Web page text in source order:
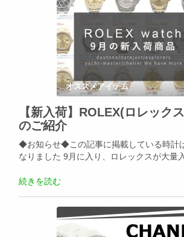
オススメアイテム
【新入荷】ROLEX(ロレック
のご紹介
◆お知らせ◆この記事に掲載している時計
なりました 9月に入り、ロレックスが大量
続きを読む